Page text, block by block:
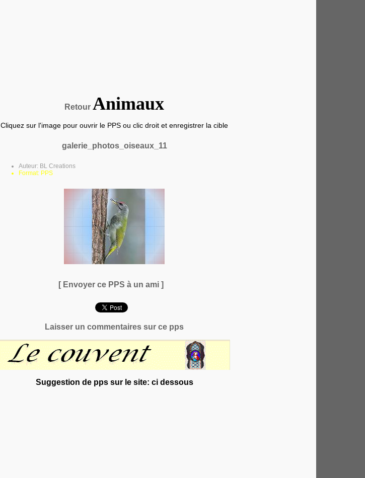
Retour Animaux
Cliquez sur l'image pour ouvrir le PPS ou clic droit et enregistrer la cible
galerie_photos_oiseaux_11
Auteur: BL Creations
Format: PPS
[ Envoyer ce PPS à un ami ]
Laisser un commentaires sur ce pps
Suggestion de pps sur le site: ci dessous